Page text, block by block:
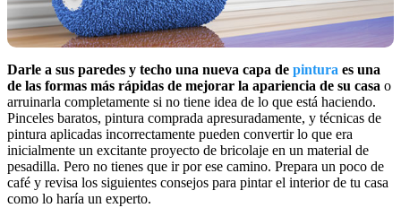
Darle a sus paredes y techo una nueva capa de pintura es una
de las formas más rápidas de mejorar la apariencia de su casa o
arruinarla completamente si no tiene idea de lo que está haciendo.
Pinceles baratos, pintura comprada apresuradamente, y técnicas de
pintura aplicadas incorrectamente pueden convertir lo que era
inicialmente un excitante proyecto de bricolaje en un material de
pesadilla. Pero no tienes que ir por ese camino. Prepara un poco de
café y revisa los siguientes consejos para pintar el interior de tu casa
como lo haría un experto.